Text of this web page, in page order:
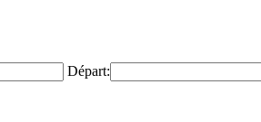
Départ: